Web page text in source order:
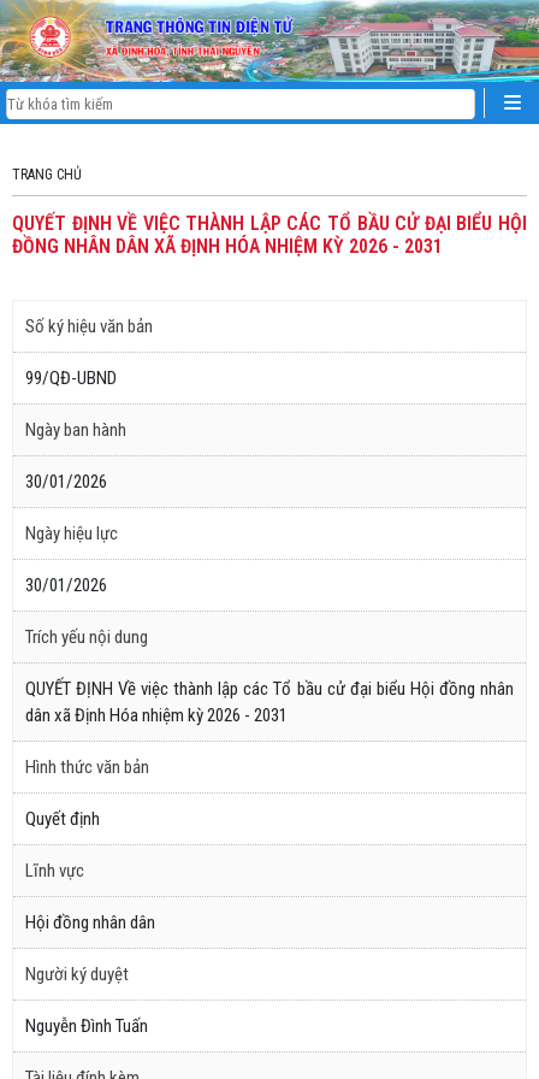
TRANG CHỦ
QUYẾT ĐỊNH VỀ VIỆC THÀNH LẬP CÁC TỔ BẦU CỬ ĐẠI BIỂU HỘI
ĐỒNG NHÂN DÂN XÃ ĐỊNH HÓA NHIỆM KỲ 2026 - 2031
Số ký hiệu văn bản
99/QĐ-UBND
Ngày ban hành
30/01/2026
Ngày hiệu lực
30/01/2026
Trích yếu nội dung
QUYẾT ĐỊNH Về việc thành lập các Tổ bầu cử đại biểu Hội đồng nhân
dân xã Định Hóa nhiệm kỳ 2026 - 2031
Hình thức văn bản
Quyết định
Lĩnh vực
Hội đồng nhân dân
Người ký duyệt
Nguyễn Đình Tuấn